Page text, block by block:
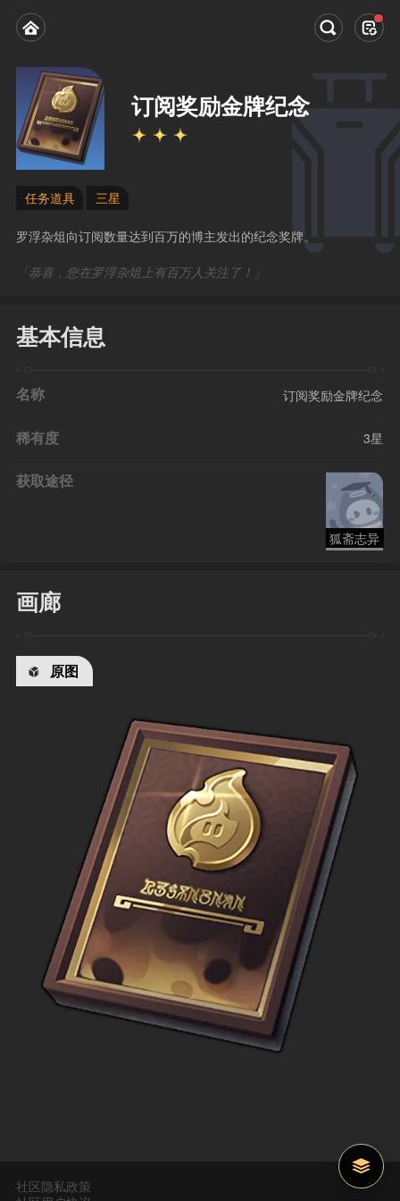
订阅奖励金牌纪念
任务道具 三星
罗浮杂俎向订阅数量达到百万的博主发出的纪念奖牌。
「恭喜，您在罗浮杂俎上有百万人关注了！」
基本信息
名称 订阅奖励金牌纪念
稀有度 3星
获取途径
狐斋志异
画廊
原图
社区隐私政策